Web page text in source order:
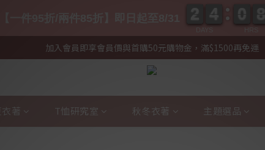
加入會員即享會員價與首購50元購物金，滿$1500再免運
著 T恤研究室 秋冬衣著 主題選品
2
2
2
2 4
4
4
4 0
0
0
0 8
8
8
8